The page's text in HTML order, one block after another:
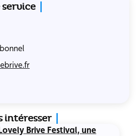
intéresser
Brive Festival, une